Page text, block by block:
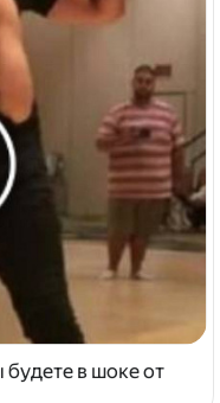
будете в шоке от